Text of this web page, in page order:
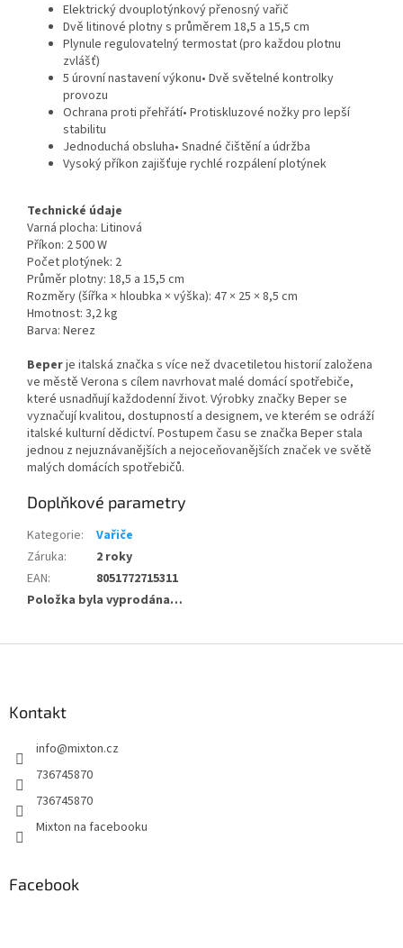
Elektrický dvouplotýnkový přenosný vařič
Dvě litinové plotny s průměrem 18,5 a 15,5 cm
Plynule regulovatelný termostat (pro každou plotnu
zvlášť)
5 úrovní nastavení výkonu• Dvě světelné kontrolky
provozu
Ochrana proti přehřátí• Protiskluzové nožky pro lepší
stabilitu
Jednoduchá obsluha• Snadné čištění a údržba
Vysoký příkon zajišťuje rychlé rozpálení plotýnek
Technické údaje
Varná plocha: Litinová
Příkon: 2 500 W
Počet plotýnek: 2
Průměr plotny: 18,5 a 15,5 cm
Rozměry (šířka × hloubka × výška): 47 × 25 × 8,5 cm
Hmotnost: 3,2 kg
Barva: Nerez
Beperje italská značka s více než dvacetiletou historií založena
ve městě Verona s cílem navrhovat malé domácí spotřebiče,
které usnadňují každodenní život. Výrobky značky Beper se
vyznačují kvalitou, dostupností a designem, ve kterém se odráží
italské kulturní dědictví. Postupem času se značka Beper stala
jednou z nejuznávanějších a nejoceňovanějších značek ve světě
malých domácích spotřebičů.
Doplňkové parametry
Kategorie:
Vařiče
Záruka:
2 roky
EAN:
8051772715311
Položka byla vyprodána…
Kontakt
info@mixton.cz
736745870
736745870
Mixton na facebooku
Facebook